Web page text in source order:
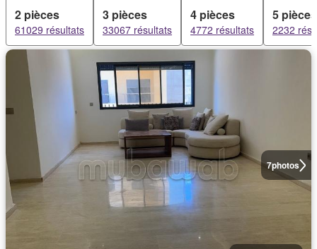
2 pièces
61029 résultats
3 pièces
33067 résultats
4 pièces
4772 résultats
5 pièces
2232
7photos